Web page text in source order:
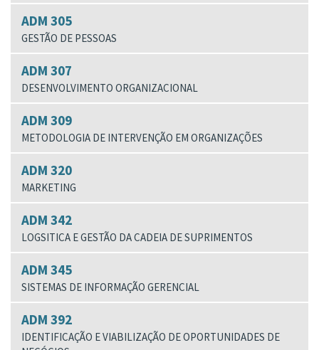
ADM 305
GESTÃO DE PESSOAS
ADM 307
DESENVOLVIMENTO ORGANIZACIONAL
ADM 309
METODOLOGIA DE INTERVENÇÃO EM ORGANIZAÇÕES
ADM 320
MARKETING
ADM 342
LOGSITICA E GESTÃO DA CADEIA DE SUPRIMENTOS
ADM 345
SISTEMAS DE INFORMAÇÃO GERENCIAL
ADM 392
IDENTIFICAÇÃO E VIABILIZAÇÃO DE OPORTUNIDADES DE